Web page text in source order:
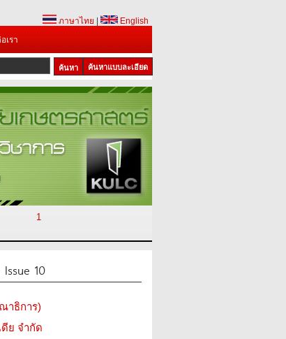
ภาษาไทย
English
เรา
ค้นหาแบบละเอียด
1
10
าธิการ)
ย จำกัด